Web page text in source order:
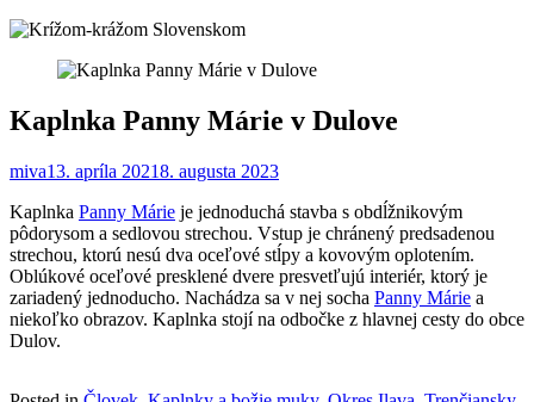
Kaplnka Panny Márie v Dulove
miva13. apríla 20218. augusta 2023
Kaplnka Panny Márie je jednoduchá stavba s obdĺžnikovým
pôdorysom a sedlovou strechou. Vstup je chránený predsadenou
strechou, ktorú nesú dva oceľové stĺpy a kovovým oplotením.
Oblúkové oceľové presklené dvere presvetľujú interiér, ktorý je
zariadený jednoducho. Nachádza sa v nej socha Panny Márie a
niekoľko obrazov. Kaplnka stojí na odbočke z hlavnej cesty do obce
Dulov.